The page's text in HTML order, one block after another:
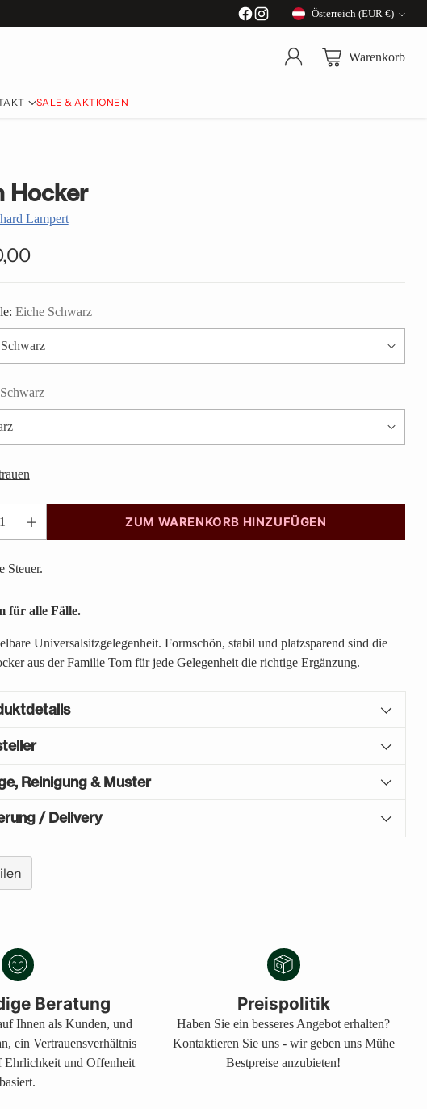
Währung
Österreich (EUR €)
Warenkorb
SALE & AKTIONEN
Hocker
Lampert
Eiche Schwarz
Schwarz
ZUM WARENKORB HINZUFÜGEN
Steuer.
für alle Fälle.
Universalsitzgelegenheit. Formschön, stabil und platzsparend sind die
aus der Familie Tom für jede Gelegenheit die richtige Ergänzung.
Reinigung & Muster
/ Delivery
Beratung
Ihnen als Kunden, und
ein Vertrauensverhältnis
Ehrlichkeit und Offenheit
basiert.
Preispolitik
Haben Sie ein besseres Angebot erhalten?
Kontaktieren Sie uns - wir geben uns Mühe
Bestpreise anzubieten!